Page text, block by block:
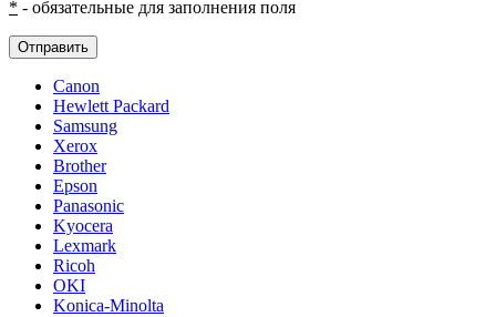
* - обязательные для заполнения поля
Отправить
Canon
Hewlett Packard
Samsung
Xerox
Brother
Epson
Panasonic
Kyocera
Lexmark
Ricoh
OKI
Konica-Minolta